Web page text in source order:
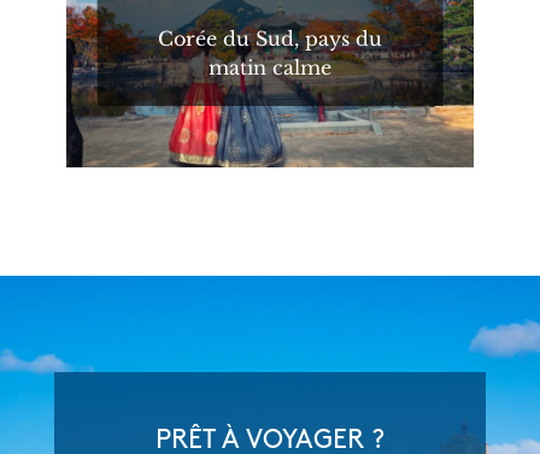
Corée du Sud, pays du
matin calme
PRÊT À VOYAGER ?